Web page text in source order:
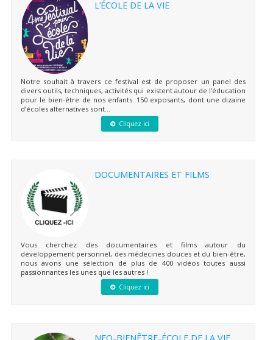
L’ÉCOLE DE LA VIE
Notre souhait à travers ce festival est de proposer un panel des
divers outils, techniques, activités qui existent autour de l’éducation
pour le bien-être de nos enfants. 150 exposants, dont une dizaine
d’écoles alternatives sont...
Cliquez ici
DOCUMENTAIRES ET FILMS
Vous cherchez des documentaires et films autour du
développement personnel, des médecines douces et du bien-être,
nous avons une sélection de plus de 400 vidéos toutes aussi
passionnantes les unes que les autres !
Cliquez ici
NEO-BIENÊTRE-ÉCOLE DE LA VIE